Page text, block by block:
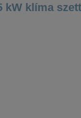
kW klíma